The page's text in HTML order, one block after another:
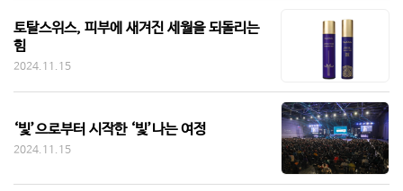
토탈스위스, 피부에 새겨진 세월을 되돌리는
힘
2024.11.15
‘빛’으로부터 시작한 ‘빛’나는 여정
2024.11.15